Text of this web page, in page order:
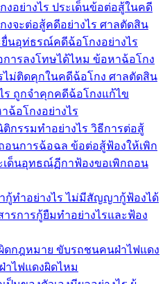
อย่างไร ประเด็นข้อต่อสู้ในคดี
งจะต่อสู้คดีอย่างไร ศาลตัดสิน
นอุท่ธรณ์คดีฉ้อโกงอย่างไร
ารลงโทษได้ไหม ข้อหาฉ้อโกง
ไม่ติดคุกในคดีฉ้อโกง ศาลตัดสิน
ร ถูกจำคุกคดีฉ้อโกงแก้ไข
ฉ้อโกงอย่างไร
กรรมทำอย่างไร วิธีการต่อสู้
นการฉ้อฉล ข้อต่อสู้ฟ้องให้เพิก
ด็นอุทธณ์ฏีกาฟ้องขอเพิกถอน
ทำอย่างไร ไม่มีสัญญากู้ฟ้องได้
รการกู้ยืมทำอย่างไรและฟ้อง
กฎหมาย ขับรถชนคนฝ่าไฟแดง
าไฟแดงผิดไหม